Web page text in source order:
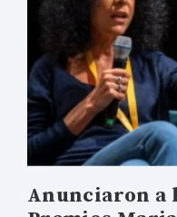
Anunciaron a